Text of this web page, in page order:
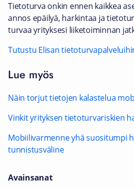
Tietoturva onkin ennen kaikkea
annos epäilyä, harkintaa ja
turvaa yrityksesi liiketoiminnan
Tutustu Elisan
Lue myös
Näin torjut tietojen kalastelua
Vinkit yrityksen tietoturvariskien
Mobiilivarmenne yhä suositumpi
tunnistusväline
Avainsanat